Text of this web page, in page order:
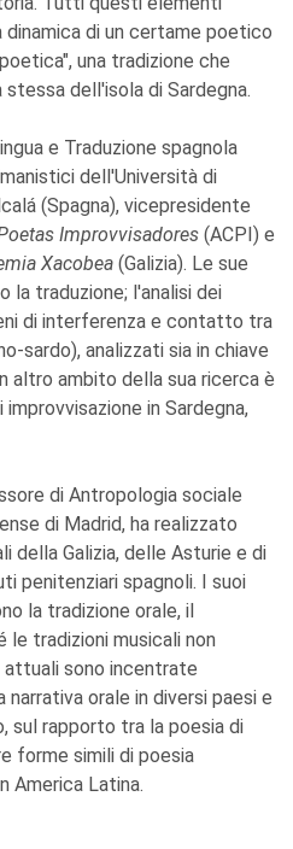
di un certame poetico
una tradizione che
dell'isola di Sardegna.
e Traduzione spagnola
dell'Università di
(Spagna), vicepresidente
Improvvisadores (ACPI) e
Xacobea (Galizia). Le sue
la traduzione; l'analisi dei
di interferenza e contatto tra
sardo), analizzati sia in chiave
altro ambito della sua ricerca è
in Sardegna,
di Antropologia sociale
di Madrid, ha realizzato
della Galizia, delle Asturie e di
penitenziari spagnoli. I suoi
la tradizione orale, il
le tradizioni musicali non
sono incentrate
orale in diversi paesi e
sul rapporto tra la poesia di
forme simili di poesia
America Latina.